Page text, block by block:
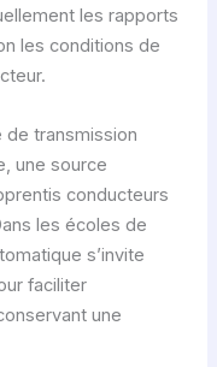
les rapports
les conditions de
de transmission
une source
conducteurs
les écoles de
s’invite
faciliter
une